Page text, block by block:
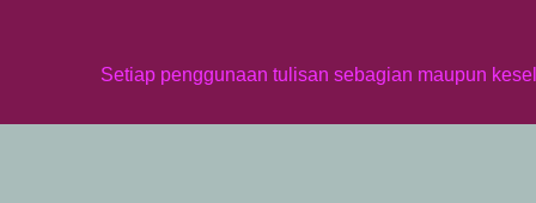
Setiap penggunaan tulisan sebagian maupun